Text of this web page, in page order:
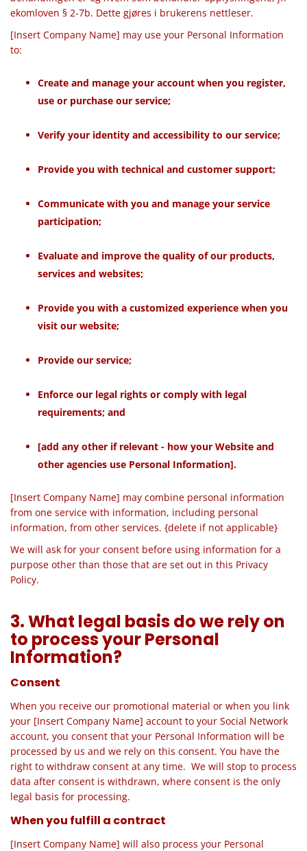
ekomloven § 2-7b. Dette gjøres i brukerens nettleser.
[Insert Company Name] may use your Personal Information
to:
Create and manage your account when you register,
use or purchase our service;
Verify your identity and accessibility to our service;
Provide you with technical and customer support;
Communicate with you and manage your service
participation;
Evaluate and improve the quality of our products,
services and websites;
Provide you with a customized experience when you
visit our website;
Provide our service;
Enforce our legal rights or comply with legal
requirements; and
[add any other if relevant - how your Website and
other agencies use Personal Information].
[Insert Company Name] may combine personal information
from one service with information, including personal
information, from other services. {delete if not applicable}
We will ask for your consent before using information for a
purpose other than those that are set out in this Privacy
Policy.
3. What legal basis do we rely on
to process your Personal
Information?
Consent
When you receive our promotional material or when you link
your [Insert Company Name] account to your Social Network
account, you consent that your Personal Information will be
processed by us and we rely on this consent. You have the
right to withdraw consent at any time. We will stop to process
data after consent is withdrawn, where consent is the only
legal basis for processing.
When you fulfill a contract
[Insert Company Name] will also process your Personal